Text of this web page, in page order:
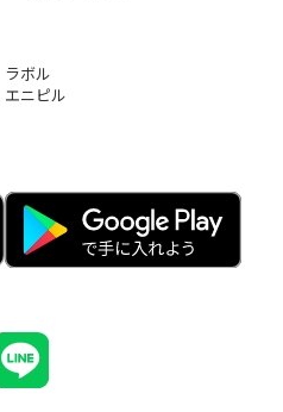
ラボル
エニピル